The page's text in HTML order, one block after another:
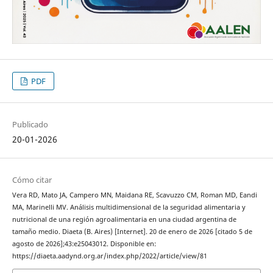
PDF
Publicado
20-01-2026
Cómo citar
Vera RD, Mato JA, Campero MN, Maidana RE, Scavuzzo CM, Roman MD, Eandi
MA, Marinelli MV. Análisis multidimensional de la seguridad alimentaria y
nutricional de una región agroalimentaria en una ciudad argentina de
tamaño medio. Diaeta (B. Aires) [Internet]. 20 de enero de 2026 [citado 5 de
agosto de 2026];43:e25043012. Disponible en:
https://diaeta.aadynd.org.ar/index.php/2022/article/view/81